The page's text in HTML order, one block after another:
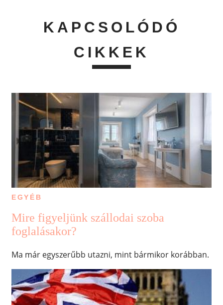
KAPCSOLÓDÓ
CIKKEK
EGYÉB
Mire figyeljünk szállodai szoba
foglalásakor?
Ma már egyszerűbb utazni, mint bármikor korábban.